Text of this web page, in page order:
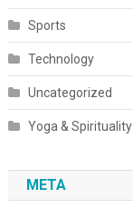
Sports
Technology
Uncategorized
Yoga & Spirituality
META